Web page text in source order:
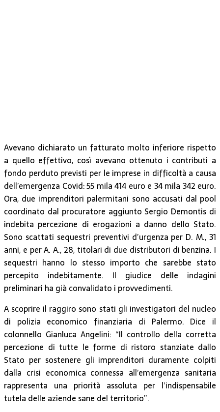
Avevano dichiarato un fatturato molto inferiore rispetto
a quello effettivo, così avevano ottenuto i contributi a
fondo perduto previsti per le imprese in difficoltà a causa
dell’emergenza Covid: 55 mila 414 euro e 34 mila 342 euro.
Ora, due imprenditori palermitani sono accusati dal pool
coordinato dal procuratore aggiunto Sergio Demontis di
indebita percezione di erogazioni a danno dello Stato.
Sono scattati sequestri preventivi d’urgenza per D. M., 31
anni, e per A. A., 28, titolari di due distributori di benzina. I
sequestri hanno lo stesso importo che sarebbe stato
percepito indebitamente. Il giudice delle indagini
preliminari ha già convalidato i provvedimenti.
A scoprire il raggiro sono stati gli investigatori del nucleo
di polizia economico finanziaria di Palermo. Dice il
colonnello Gianluca Angelini: “Il controllo della corretta
percezione di tutte le forme di ristoro stanziate dallo
Stato per sostenere gli imprenditori duramente colpiti
dalla crisi economica connessa all’emergenza sanitaria
rappresenta una priorità assoluta per l’indispensabile
tutela delle aziende sane del territorio”.